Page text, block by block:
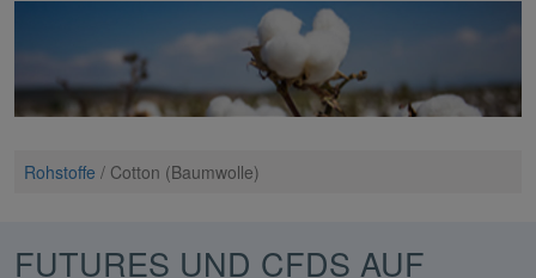
Rohstoffe / Cotton (Baumwolle)
FUTURES UND CFDS AUF